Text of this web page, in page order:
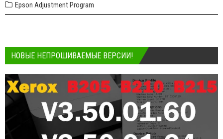
Epson Adjustment Program
НОВЫЕ НЕПРОШИВАЕМЫЕ ВЕРСИИ!